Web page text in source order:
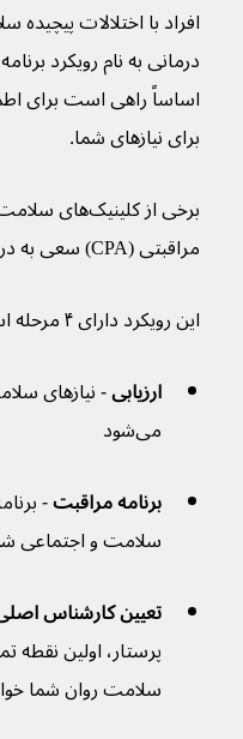
افراد با اختلالات
اساساً راهی است برای
برای نیازهای شما.
برخی از
مراقبتی (CPA) سعی به درمان اسکیزوفرنی می‌کنند.
این رویکرد دارای ۴ مرحله است:
ارزیابی - نیازهای
می‌شود
برنامه مراقبت
سلامت و اجتماعی
تعیین کارشناس
پرستار، اولین
سلامت روان شما